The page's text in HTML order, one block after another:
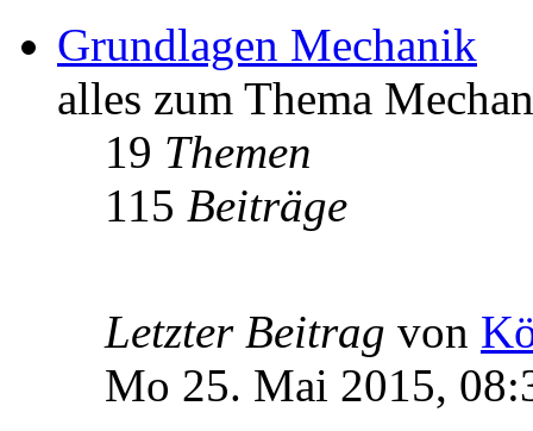
Grundlagen Mechanik
alles zum Thema
19 Themen
115 Beiträge
Letzter Beitrag von
Mo 25. Mai 2015,